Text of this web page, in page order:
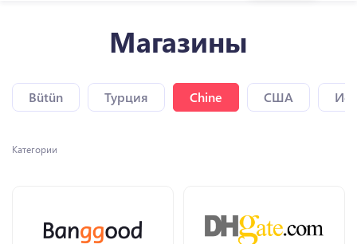
Магазины
Bütün Турция Chine США
Категории